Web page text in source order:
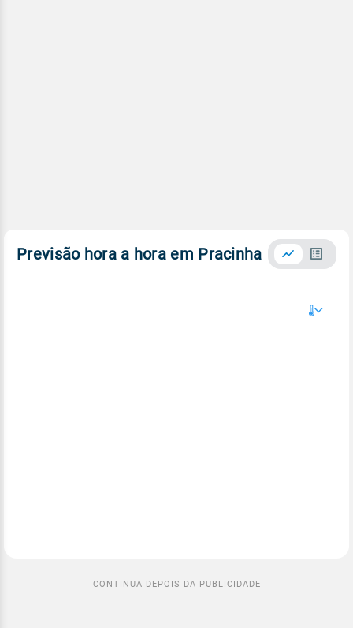
Previsão hora a hora em Pracinha